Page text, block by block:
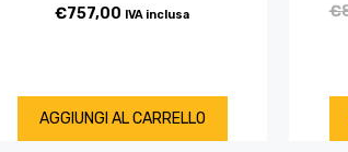
€757,00 IVA inclusa
AGGIUNGI AL CARRELLO
€